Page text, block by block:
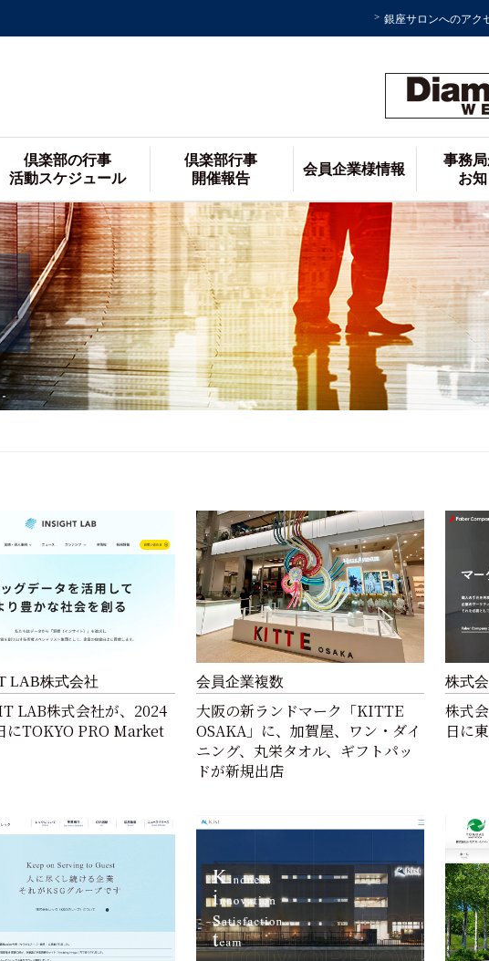
銀座サロンへのアク
倶楽部の行事
活動スケジュール
倶楽部行事
開催報告
会員企業様情報
事務
お
LAB株式会社
LAB株式会社が、2024
にTOKYO PRO Market
会員企業複数
大阪の新ランドマーク「KITTE
OSAKA」に、加賀屋、ワン・ダイ
ニング、丸栄タオル、ギフトパッ
ドが新規出店
株式
株式
日に